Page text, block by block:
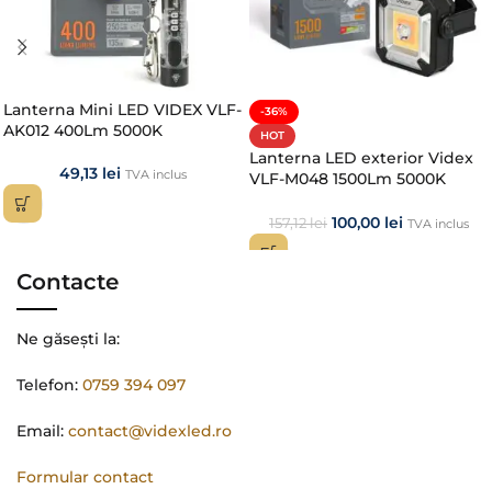
Lanterna Mini LED VIDEX VLF-
AK012 400Lm 5000K
49,13 lei TVA inclus
-36%
HOT
Lanterna LED exterior Videx
VLF-M048 1500Lm 5000K
157,12lei 100,00 lei TVA inclus
Contacte
Ne găsești la:
Telefon: 0759 394 097
Email: contact@videxled.ro
Formular contact